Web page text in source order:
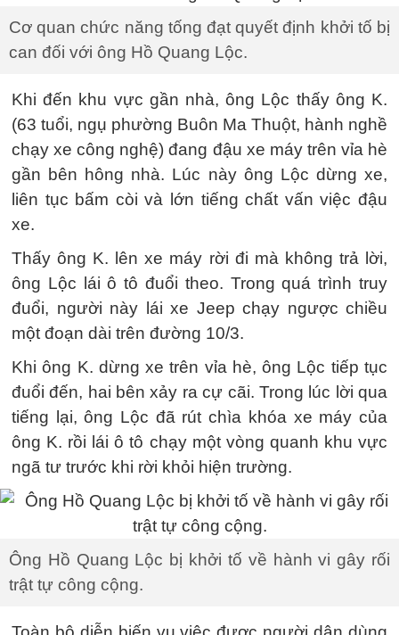
Cơ quan chức năng tống đạt quyết định khởi tố bị
can đối với ông Hồ Quang Lộc.
Khi đến khu vực gần nhà, ông Lộc thấy ông K.
(63 tuổi, ngụ phường Buôn Ma Thuột, hành nghề
chạy xe công nghệ) đang đậu xe máy trên vỉa hè
gần bên hông nhà. Lúc này ông Lộc dừng xe,
liên tục bấm còi và lớn tiếng chất vấn việc đậu
xe.
Thấy ông K. lên xe máy rời đi mà không trả lời,
ông Lộc lái ô tô đuổi theo. Trong quá trình truy
đuổi, người này lái xe Jeep chạy ngược chiều
một đoạn dài trên đường 10/3.
Khi ông K. dừng xe trên vỉa hè, ông Lộc tiếp tục
đuổi đến, hai bên xảy ra cự cãi. Trong lúc lời qua
tiếng lại, ông Lộc đã rút chìa khóa xe máy của
ông K. rồi lái ô tô chạy một vòng quanh khu vực
ngã tư trước khi rời khỏi hiện trường.
Ông Hồ Quang Lộc bị khởi tố về hành vi gây rối
trật tự công cộng.